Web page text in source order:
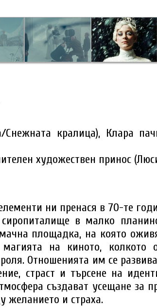
кралица), Клара
художествен принос
ни пренася в 70-те
в малко
площадка, на която
на киното, колкото
Отношенията им се
страст и търсене на
създават усещане за
желанието и страха.